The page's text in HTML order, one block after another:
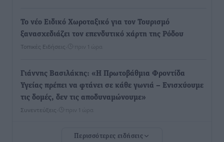
Το νέο Ειδικό Χωροταξικό για τον Τουρισμό
ξανασχεδιάζει τον επενδυτικό χάρτη της Ρόδου
Τοπικές Ειδήσεις πριν 1 ώρα
Γιάννης Βασιλάκης: «Η Πρωτοβάθμια Φροντίδα
Υγείας πρέπει να φτάνει σε κάθε γωνιά – Ενισχύουμε
τις δομές, δεν τις αποδυναμώνουμε»
Συνεντεύξεις πριν 1 ώρα
Ιδρυμα Ωνάση: Το όραμα πίσω από τα δύο νέα
Περισσότερες ειδήσεις